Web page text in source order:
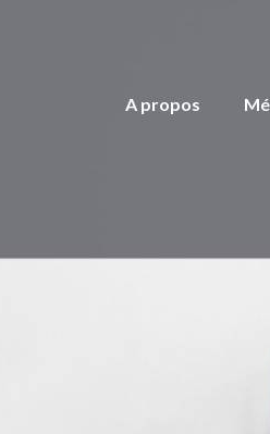
A propos